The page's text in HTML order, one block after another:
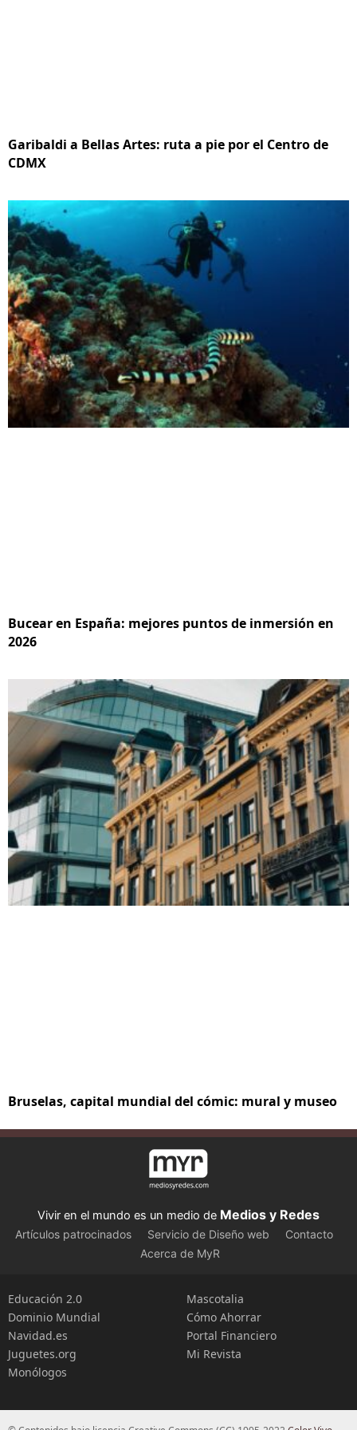
Garibaldi a Bellas Artes: ruta a pie por el Centro de
CDMX
Bucear en España: mejores puntos de inmersión en
2026
Bruselas, capital mundial del cómic: mural y museo
Vivir en el mundo es un medio de Medios y Redes
Artículos patrocinados Servicio de Diseño web
Contacto
Acerca de MyR
Educación 2.0
Dominio Mundial
Navidad.es
Juguetes.org
Monólogos
Mascotalia
Cómo Ahorrar
Portal Financiero
Mi Revista